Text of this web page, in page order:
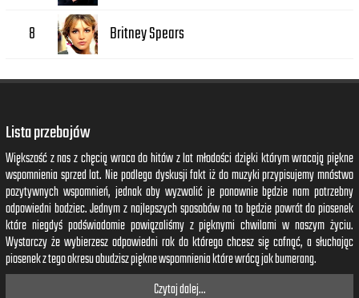
8 Britney Spears
Lista przebojów
Większość z nas z chęcią wraca do hitów z lat młodości dzięki którym wracają piękne
wspomnienia sprzed lat. Nie podlega dyskusji fakt iż do muzyki przypisujemy mnóstwo
pozytywnych wspomnień, jednak aby wyzwolić je ponownie będzie nam potrzebny
odpowiedni bodziec. Jednym z najlepszych sposobów na to będzie powrót do piosenek
które niegdyś podświadomie powiązaliśmy z pięknymi chwilami w naszym życiu.
Wystarczy że wybierzesz odpowiedni rok do którego chcesz się cofnąć, a słuchając
piosenek z tego okresu obudzisz piękne wspomnienia które wrócą jak bumerang.
Czytaj dalej...